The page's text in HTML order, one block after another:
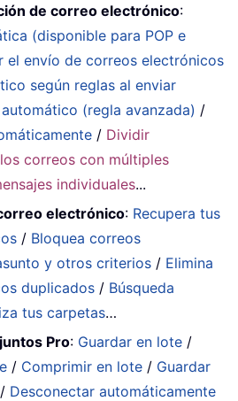
de correo electrónico:
(disponible para POP e
el envío de correos electrónicos
según reglas al enviar
automático (regla avanzada) /
/ Dividir
correos con múltiples
individuales...
electrónico: Recupera tus
/ Bloquea correos
y otros criterios / Elimina
duplicados / Búsqueda
tus carpetas…
Pro: Guardar en lote /
/ Comprimir en lote / Guardar
/ Desconectar automáticamente